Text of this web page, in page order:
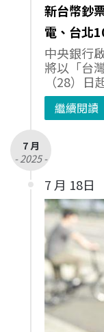
新台幣鈔
電、台北
中央銀行
將以「台
（28）
繼續閱讀
7 月
- 2025 -
7 月 18日